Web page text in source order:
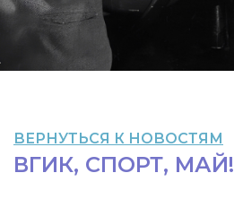
ВЕРНУТЬСЯ К НОВОСТЯМ
ВГИК, СПОРТ, МАЙ!